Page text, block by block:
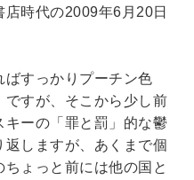
店時代の2009年6 月 20日
ばすっかりプーチン色
ですが、そこから少し前
キーの「罪と罰」的な鬱
しますが、あくまで個
ょっと前には他の国と